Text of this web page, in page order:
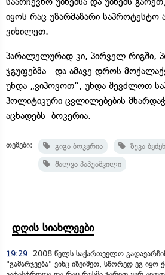
იყოს რაც უზარმაზარი საპროტესტო
ვიხილეთ.
პარალელურად კი, პირველ რიგში,
ჯგუფებმა და ამავე დროს
უნდა „ვიპოვოთ“, უნდა შევძლოთ
პოლიტიკური ცვლილებების
აცხადებს ბოკერია.
თემები: გიგა ბოკერია
ზუკა
შალვა პაპუაშვილი
დღის სიახლეები
19:29
2008 წელს საქართველო
"გამარჯვება" ვინც იზეიმეთ, სწორედ ეგ